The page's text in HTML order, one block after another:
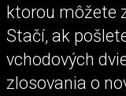
ktorou môžete
Stačí, ak
vchodových
zlosovania o